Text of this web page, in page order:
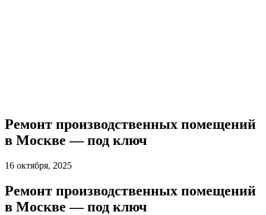
Ремонт производственных помещений
в Москве — под ключ
16 октября, 2025
Ремонт производственных помещений
в Москве — под ключ